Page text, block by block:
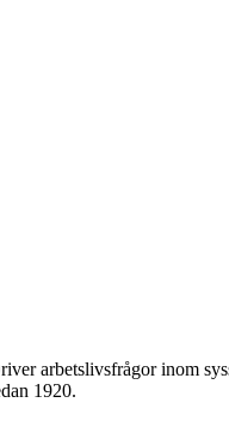
arbetslivsfrågor inom
1920.